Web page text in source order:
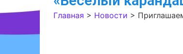
Главная > Новости >